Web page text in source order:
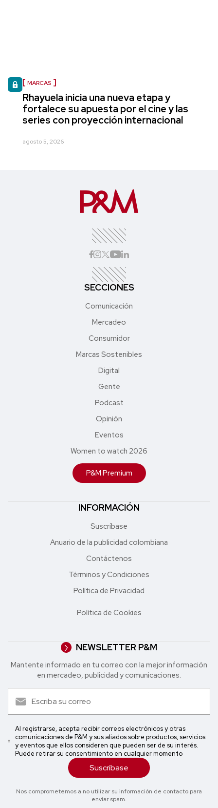
MARCAS
Rhayuela inicia una nueva etapa y
fortalece su apuesta por el cine y las
series con proyección internacional
agosto 5, 2026
SECCIONES
Comunicación
Mercadeo
Consumidor
Marcas Sostenibles
Digital
Gente
Podcast
Opinión
Eventos
Women to watch 2026
P&M Premium
INFORMACIÓN
Suscríbase
Anuario de la publicidad colombiana
Contáctenos
Términos y Condiciones
Política de Privacidad
Política de Cookies
NEWSLETTER P&M
Mantente informado en tu correo con la mejor in formación
en mercadeo, publicidad y comunicaciones.
Al registrarse, acepta recibir correos electrónicos y otras
comunicaciones de P&M y sus aliados sobre productos, servicios
y eventos que ellos consideren que pueden ser de su interés.
Puede retirar su consentimiento en cualquier momento
Suscríbase
Nos comprometemos a no utilizar su información de contacto para
enviar spam.